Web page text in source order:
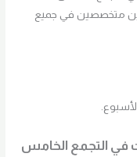
متخصصين في جميع
في التجمع الخامس